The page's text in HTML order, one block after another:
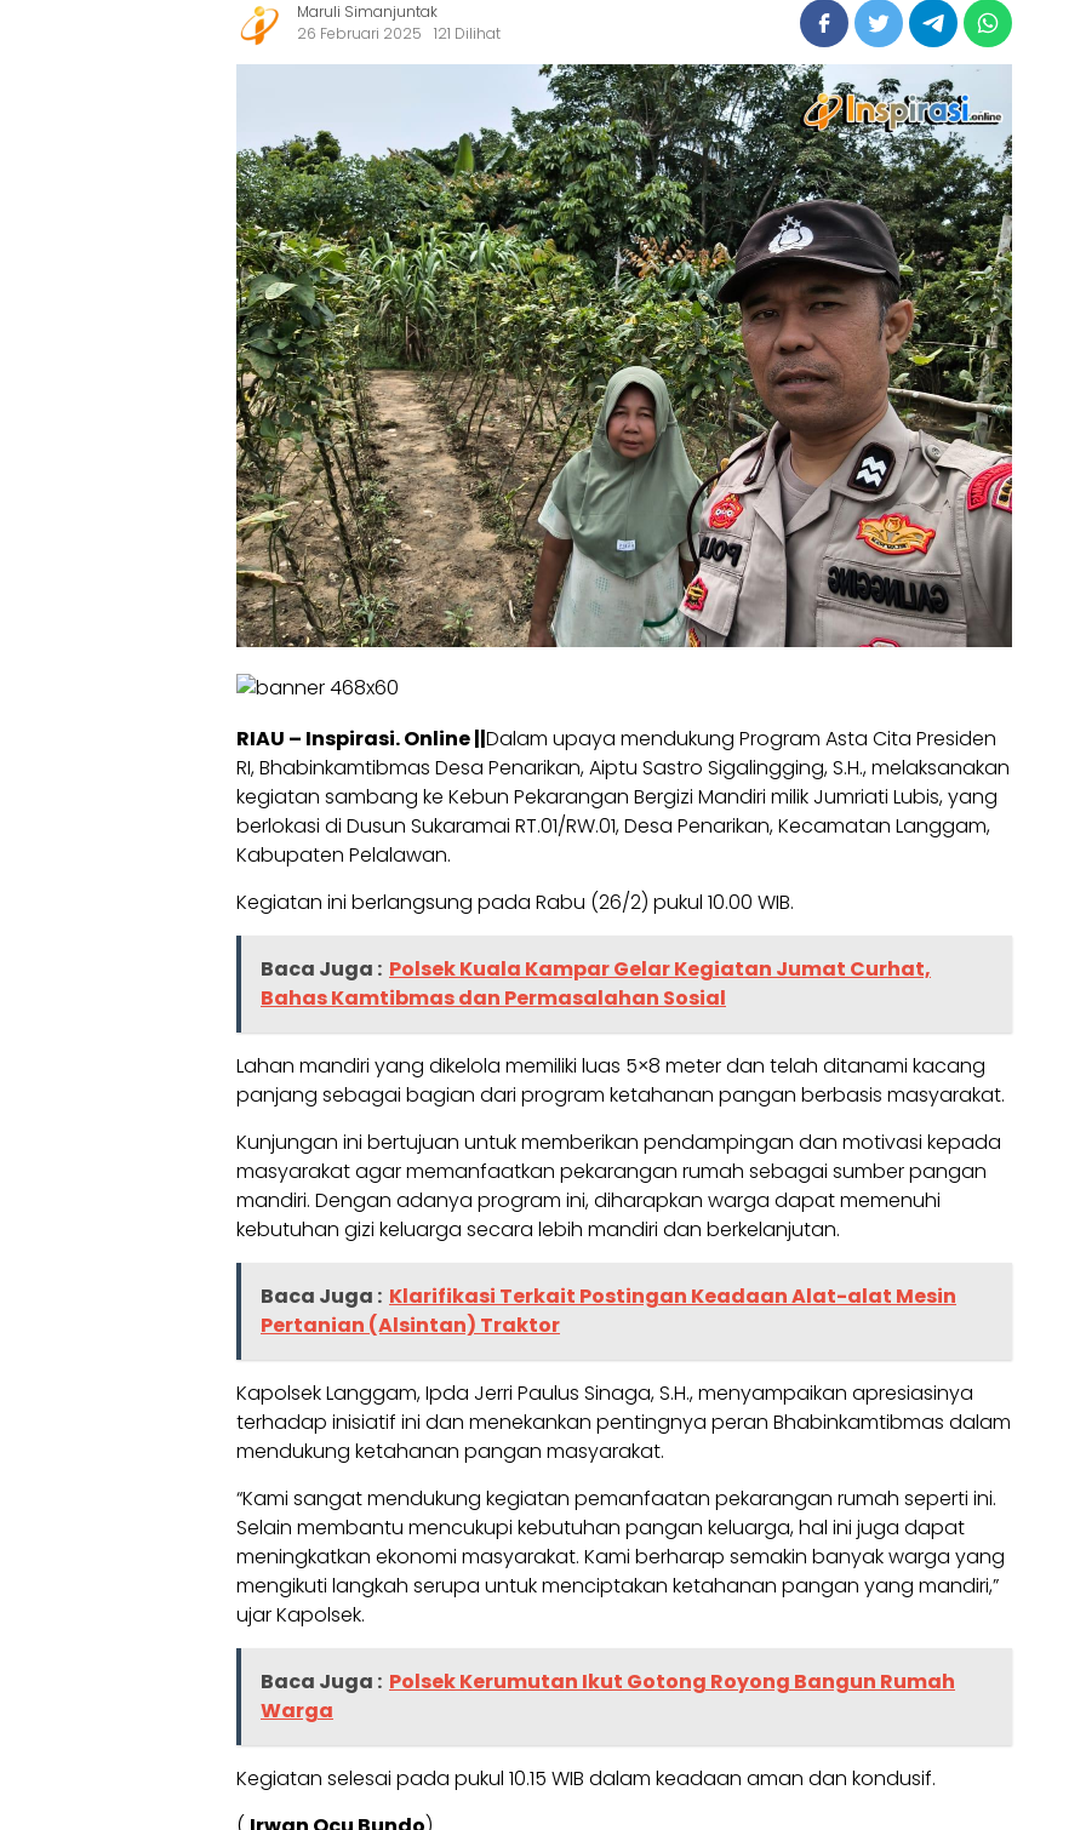
Maruli Simanjuntak
26 Februari 2025
121 Dilihat
RIAU – Inspirasi. Online ||Dalam upaya mendukung Program Asta Cita Presiden
RI, Bhabinkamtibmas Desa Penarikan, Aiptu Sastro Sigalingging, S.H., melaksanakan
kegiatan sambang ke Kebun Pekarangan Bergizi Mandiri milik Jumriati Lubis, yang
berlokasi di Dusun Sukaramai RT.01/RW.01, Desa Penarikan, Kecamatan Langgam,
Kabupaten Pelalawan.
Kegiatan ini berlangsung pada Rabu (26/2) pukul 10.00 WIB.
Baca Juga : Polsek Kuala Kampar Gelar Kegiatan Jumat Curhat,
Bahas Kamtibmas dan Permasalahan Sosial
Lahan mandiri yang dikelola memiliki luas 5×8 meter dan telah ditanami kacang
panjang sebagai bagian dari program ketahanan pangan berbasis masyarakat.
Kunjungan ini bertujuan untuk memberikan pendampingan dan motivasi kepada
masyarakat agar memanfaatkan pekarangan rumah sebagai sumber pangan
mandiri. Dengan adanya program ini, diharapkan warga dapat memenuhi
kebutuhan gizi keluarga secara lebih mandiri dan berkelanjutan.
Baca Juga : Klarifikasi Terkait Postingan Keadaan Alat-alat Mesin
Pertanian (Alsintan) Traktor
Kapolsek Langgam, Ipda Jerri Paulus Sinaga, S.H., menyampaikan apresiasinya
terhadap inisiatif ini dan menekankan pentingnya peran Bhabinkamtibmas dalam
mendukung ketahanan pangan masyarakat.
“Kami sangat mendukung kegiatan pemanfaatan pekarangan rumah seperti ini.
Selain membantu mencukupi kebutuhan pangan keluarga, hal ini juga dapat
meningkatkan ekonomi masyarakat. Kami berharap semakin banyak warga yang
mengikuti langkah serupa untuk menciptakan ketahanan pangan yang mandiri,”
ujar Kapolsek.
Baca Juga : Polsek Kerumutan Ikut Gotong Royong Bangun Rumah
Warga
Kegiatan selesai pada pukul 10.15 WIB dalam keadaan aman dan kondusif.